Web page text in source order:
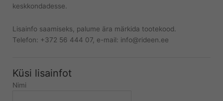
keskkondadesse.
Lisainfo saamiseks, palume ära märkida tootekood.
Telefon: +372 56 444 07, e-mail: info@rideen.ee
Küsi lisainfot
Nimi